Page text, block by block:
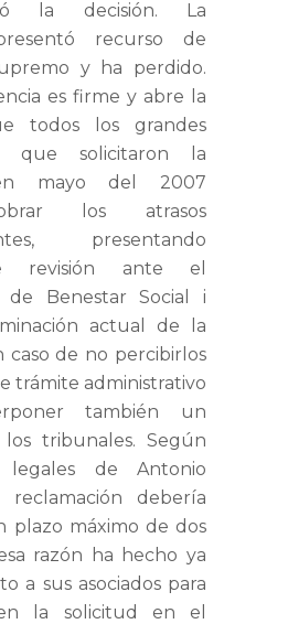
la decisión. La
recurso de
y ha perdido.
es firme y abre la
todos los grandes
que solicitaron la
mayo del 2007
los atrasos
presentando
revisión ante el
de Benestar Social i
actual de la
caso de no percibirlos
trámite administrativo
también un
tribunales. Según
legales de Antonio
reclamación debería
plazo máximo de dos
razón ha hecho ya
a sus asociados para
la solicitud en el